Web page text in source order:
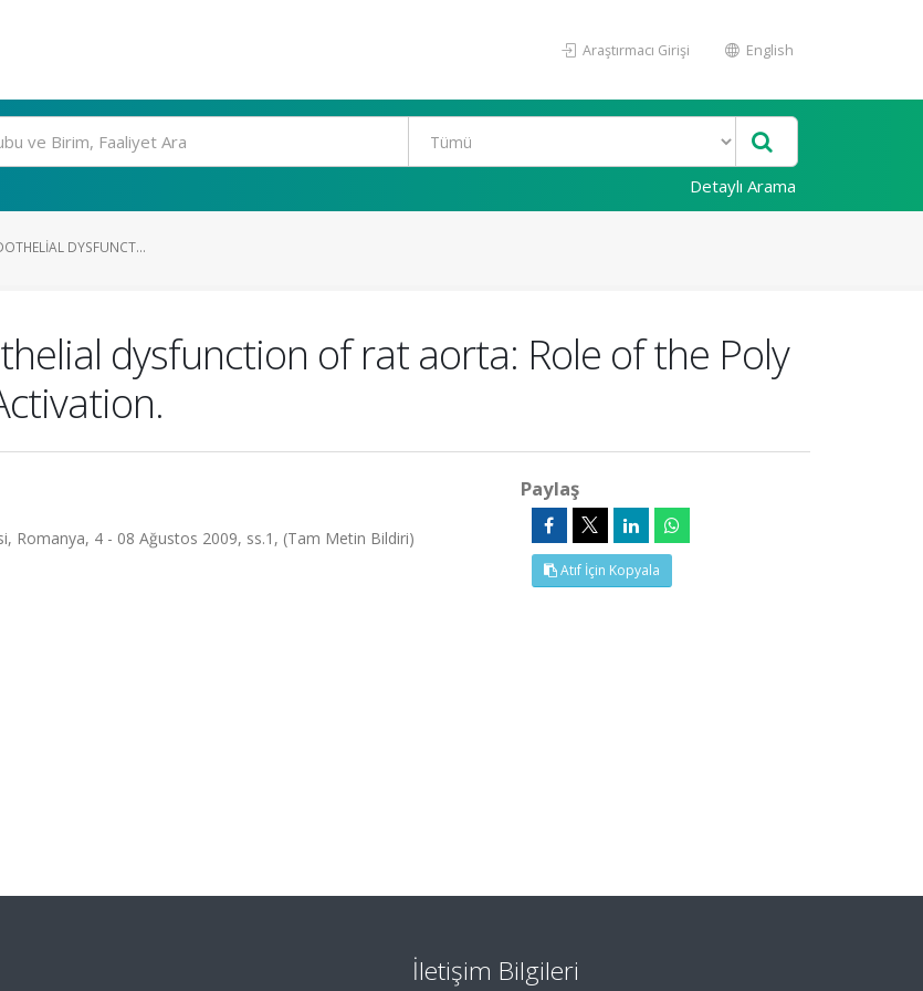
Araştırmacı Girişi English
Detaylı Arama
DYSFUNCT...
dysfunction of rat aorta: Role of the Poly
Romanya, 4 - 08 Ağustos 2009, ss.1, (Tam Metin Bildiri)
Paylaş
Atıf İçin Kopyala
İletişim Bilgileri